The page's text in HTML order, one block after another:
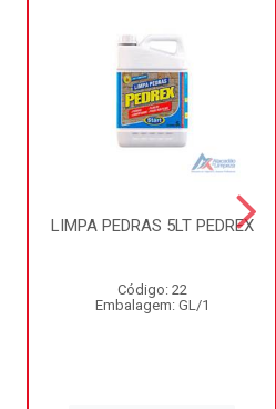
LIMPA PEDRAS 5LT PEDREX
Código: 22
Embalagem: GL/1